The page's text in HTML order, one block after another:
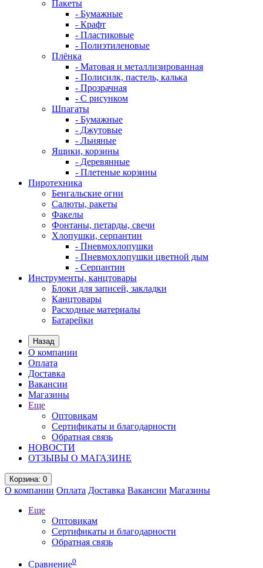
Пакеты
- Бумажные
- Крафт
- Пластиковые
- Полиэтиленовые
Плёнка
- Матовая и металлизированная
- Полисилк, пастель, калька
- Прозрачная
- С рисунком
Шпагаты
- Бумажные
- Джутовые
- Льняные
Ящики, корзины
- Деревянные
- Плетеные корзины
Пиротехника
Бенгальские огни
Салюты, ракеты
Факелы
Фонтаны, петарды, свечи
Хлопушки, серпантин
- Пневмохлопушки
- Пневмохлопушки цветной дым
- Серпантин
Инструменты, канцтовары
Блоки для записей, закладки
Канцтовары
Расходные материалы
Батарейки
Назад
О компании
Оплата
Доставка
Вакансии
Магазины
Еще
Оптовикам
Сертификаты и благодарности
Обратная связь
НОВОСТИ
ОТЗЫВЫ О МАГАЗИНЕ
Корзина: 0
О компании Оплата Доставка Вакансии Магазины
Еще
Оптовикам
Сертификаты и благодарности
Обратная связь
Сравнение0